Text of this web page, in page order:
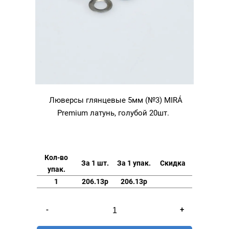
Люверсы глянцевые 5мм (№3) MIRÁ
Premium латунь, голубой 20шт.
Кол-во
упак.
За 1 шт. За 1 упак. Скидка
1 206.13р 206.13р
-
товара
+